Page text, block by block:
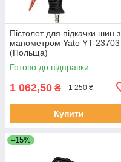
Пістолет для підкачки шин з
манометром Yato YT-23703
(Польща)
Готово до відправки
1 062,50 ₴ 1 250 ₴
Купити
–15%